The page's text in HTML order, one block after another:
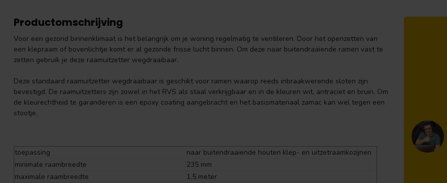
Productomschrijving
Voor een gezond binnenklimaat is het belangrijk om je woning regelmatig te ventileren. Door het openzetten van
een klepraam of bovenlichtje komt er al gezonde frisse lucht binnen. Om deze naar buitendraaiende ramen vast te
zetten gebruik je deze raamuitzetter wegdraaibaar.
Deze standaard raamuitzetter wegdraaibaar is geschikt voor ramen waarop reeds inbraakwerende sloten zijn
bevestigd. De raamuitzetters zijn zowel in het RVS als staal verkrijgbaar en in de kleuren wit, antraciet en bruin. Om
de kleurechtheid te garanderen is een epoxy coating aangebracht en het basismateriaal zamac kan wel tegen een
stootje.
toepassing
naar buitendraaiende houten klep- en uitzetraamkozijnen
minimale raambreedte
235 mm
maximale raambreedte
1,5 meter